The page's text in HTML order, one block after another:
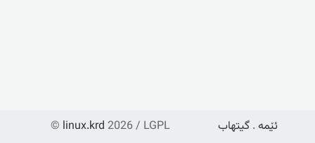
© linux.krd 2026 / LGPL ئێمە . گیتهاب